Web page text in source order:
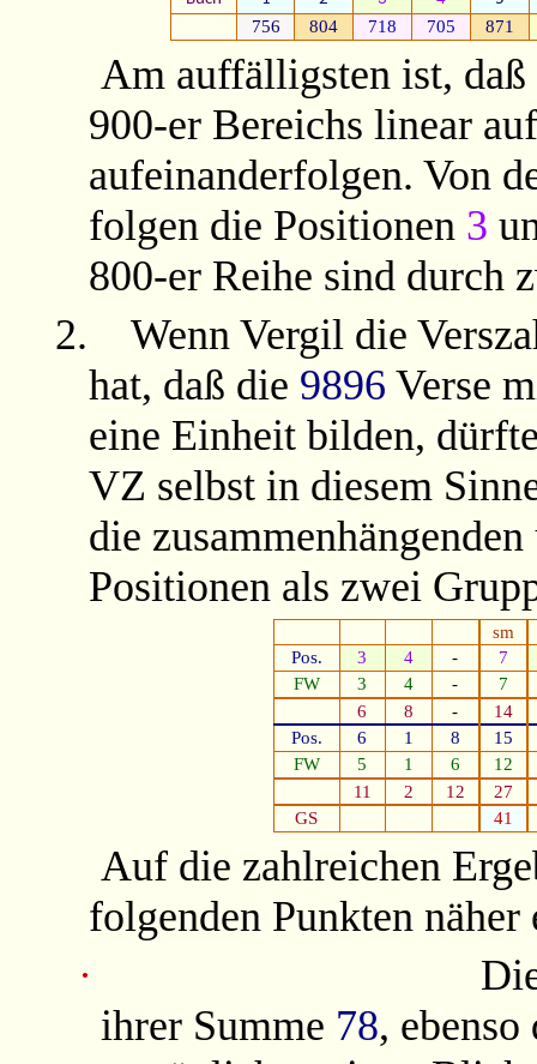
756 804 718 705 871
Am auffälligsten ist,
900-er Bereichs linear
aufeinanderfolgen. Von
folgen die Positionen 3
800-er Reihe sind durch
2.
Wenn Vergil die
hat, daß die 9896 Verse
eine Einheit bilden,
VZ selbst in diesem
die
Positionen als zwei
sm
Pos.
3 4 -
7
FW
3 4 -
7
6
8 -
14
Pos.
6 1 8
15
FW
5 1 6
12
11
2 12
27
GS
41
Auf die zahlreichen
folgenden Punkten näher
·
ihrer Summe 78,